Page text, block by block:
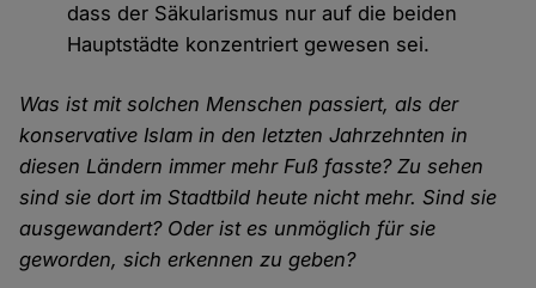
dass der Säkularismus nur auf die beiden
Hauptstädte konzentriert gewesen sei.
Was ist mit solchen Menschen passiert, als der
konservative Islam in den letzten Jahrzehnten in
diesen Ländern immer mehr Fuß fasste? Zu sehen
sind sie dort im Stadtbild heute nicht mehr. Sind sie
ausgewandert? Oder ist es unmöglich für sie
geworden, sich erkennen zu geben?